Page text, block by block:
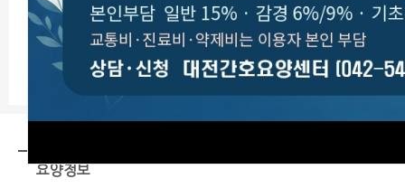
요양정보